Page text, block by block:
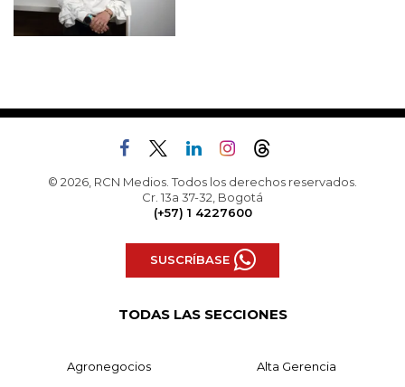
© 2026, RCN Medios. Todos los derechos reservados.
Cr. 13a 37-32, Bogotá
(+57) 1 4227600
SUSCRÍBASE
TODAS LAS SECCIONES
Agronegocios Alta Gerencia